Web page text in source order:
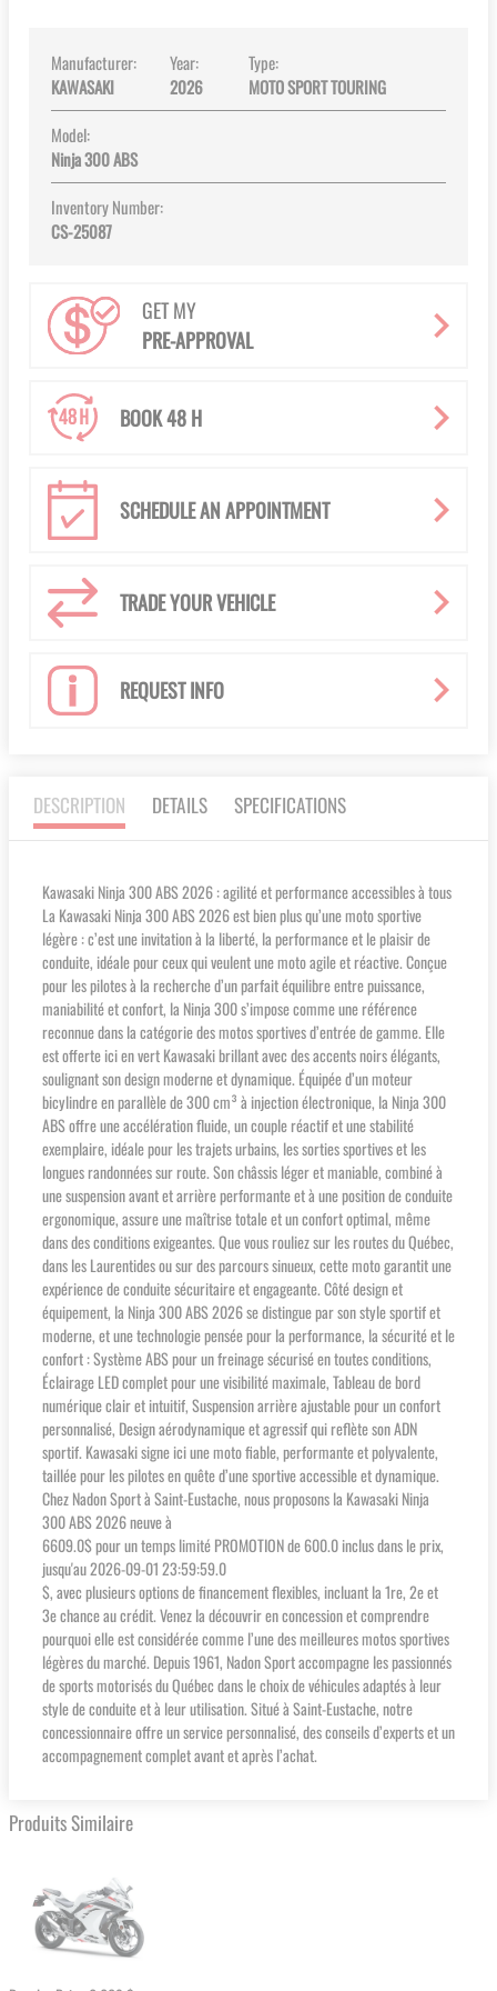
Manufacturer:
KAWASAKI
Year:
2026
Type:
MOTO SPORT TOURING
Model:
Ninja 300 ABS
Inventory Number:
CS-25087
GET MY
PRE-APPROVAL
BOOK 48 H
SCHEDULE AN APPOINTMENT
TRADE YOUR VEHICLE
REQUEST INFO
DESCRIPTION DETAILS SPECIFICATIONS
Kawasaki Ninja 300 ABS 2026 : agilité et performance accessibles à tous
La Kawasaki Ninja 300 ABS 2026 est bien plus qu’une moto sportive
légère : c’est une invitation à la liberté, la performance et le plaisir de
conduite, idéale pour ceux qui veulent une moto agile et réactive. Conçue
pour les pilotes à la recherche d’un parfait équilibre entre puissance,
maniabilité et confort, la Ninja 300 s’impose comme une référence
reconnue dans la catégorie des motos sportives d’entrée de gamme. Elle
est offerte ici en vert Kawasaki brillant avec des accents noirs élégants,
soulignant son design moderne et dynamique. Équipée d’un moteur
bicylindre en parallèle de 300 cm³ à injection électronique, la Ninja 300
ABS offre une accélération fluide, un couple réactif et une stabilité
exemplaire, idéale pour les trajets urbains, les sorties sportives et les
longues randonnées sur route. Son châssis léger et maniable, combiné à
une suspension avant et arrière performante et à une position de conduite
ergonomique, assure une maîtrise totale et un confort optimal, même
dans des conditions exigeantes. Que vous rouliez sur les routes du Québec,
dans les Laurentides ou sur des parcours sinueux, cette moto garantit une
expérience de conduite sécuritaire et engageante. Côté design et
équipement, la Ninja 300 ABS 2026 se distingue par son style sportif et
moderne, et une technologie pensée pour la performance, la sécurité et le
confort : Système ABS pour un freinage sécurisé en toutes conditions,
Éclairage LED complet pour une visibilité maximale, Tableau de bord
numérique clair et intuitif, Suspension arrière ajustable pour un confort
personnalisé, Design aérodynamique et agressif qui reflète son ADN
sportif. Kawasaki signe ici une moto fiable, performante et polyvalente,
taillée pour les pilotes en quête d’une sportive accessible et dynamique.
Chez Nadon Sport à Saint-Eustache, nous proposons la Kawasaki Ninja
300 ABS 2026 neuve à
6609.0$ pour un temps limité PROMOTION de 600.0 inclus dans le prix,
jusqu'au 2026-09-01 23:59:59.0
$, avec plusieurs options de financement flexibles, incluant la 1re, 2e et
3e chance au crédit. Venez la découvrir en concession et comprendre
pourquoi elle est considérée comme l’une des meilleures motos sportives
légères du marché. Depuis 1961, Nadon Sport accompagne les passionnés
de sports motorisés du Québec dans le choix de véhicules adaptés à leur
style de conduite et à leur utilisation. Situé à Saint-Eustache, notre
concessionnaire offre un service personnalisé, des conseils d’experts et un
accompagnement complet avant et après l’achat.
Produits Similaire